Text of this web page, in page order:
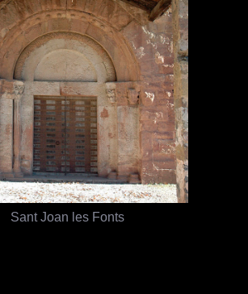
Sant Joan les Fonts